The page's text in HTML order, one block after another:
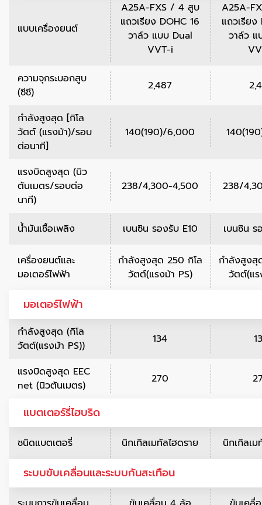
แบบเครื่องยนต์
A25A-FXS / 4 สูบ
แถวเรียง DOHC 16
วาล์ว แบบ Dual
VVT-i
A25A-
แถวเรียง
วาล์ว
ความจุกระบอกสูบ
(ซีซี)
2,487
กำลังสูงสุด [กิโล
วัตต์ (แรงม้า)/รอบ
ต่อนาที]
140(190)/6,000
แรงบิดสูงสุด (นิว
ตันเมตร/รอบต่อ
นาที)
238/4,300-4,500 238/
น้ำมันเชื้อเพลิง เบนซิน รองรับ E10 เบนซิน ร
เครื่องยนต์และ
มอเตอร์ไฟฟ้า
กำลังสูงสุด 250 กิโล
วัตต์(แรงม้า PS)
กำลังสูงสุ
วัตต์(แร
มอเตอร์ไฟฟ้า
กำลังสูงสุด (กิโล
วัตต์(แรงม้า PS))
134
แรงบิดสูงสุด EEC
net (นิวตันเมตร)
270
แบตเตอร์รี่ไฮบริด
ชนิดแบตเตอรี่ นิกเกิลเมทัลไฮดราย นิกเกิลเม
ระบบขับเคลื่อนและระบบกันสะเทือน